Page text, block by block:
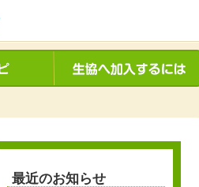
最近のお知らせ